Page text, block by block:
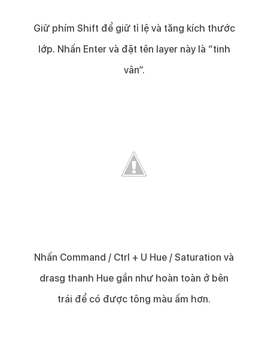
Giữ phím Shift để giữ tỉ lệ và tăng kích thước
lớp. Nhấn Enter và đặt tên layer này là “tinh
vân”.​
Nhấn Command / Ctrl + U Hue / Saturation và
drasg thanh Hue gần như hoàn toàn ở bên
trái để có được tông màu ấm hơn.​